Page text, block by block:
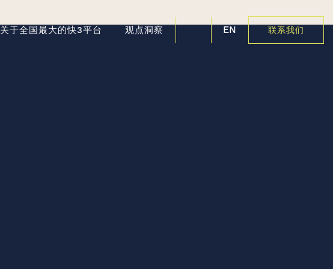
关于全国最大的快3平台 观点洞察 EN 联系我们